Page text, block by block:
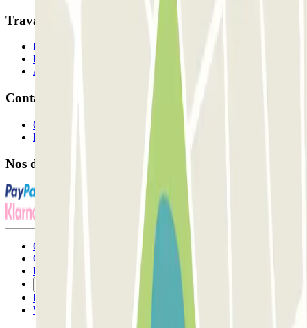
Travaillons ensemble?
Professionnels
Fournisseur de parking
Affiliés
Contact
Contactez-nous
FAQ
Nos différents modes de paiement:
Conditions générales d'utilisation et contrat
Conditions d'annulation
Politique relative aux cookies
Politique de confidentialité
Whistleblowing